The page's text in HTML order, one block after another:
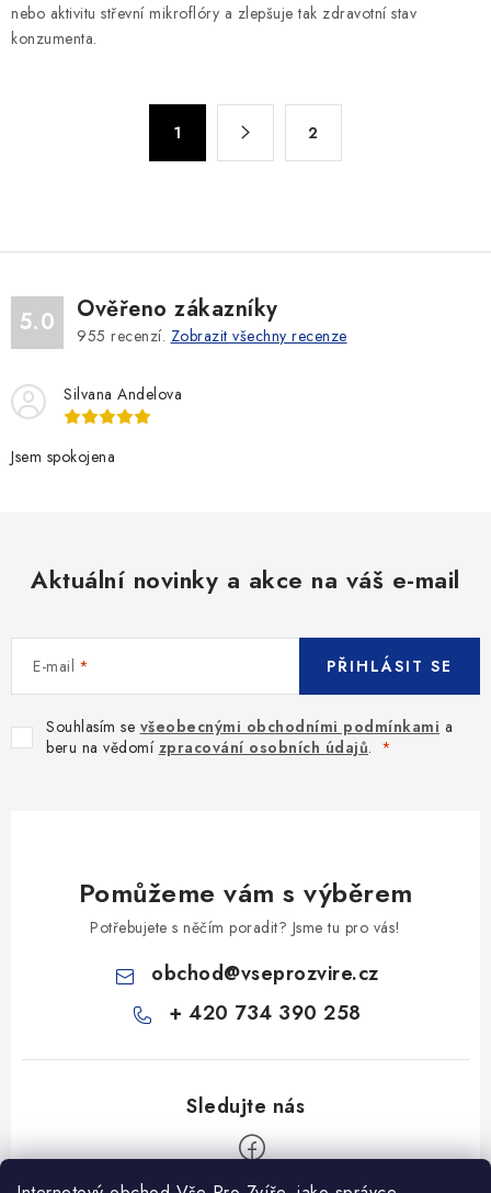
nebo aktivitu střevní mikroflóry a zlepšuje tak zdravotní stav
konzumenta.
a
c
p
v
y
u
k
v
á
n
1 2
5.0 Ověřeno zákazníky
955 recenzí. Zobrazit všechny recenze
Silvana Andelova
Jsem spokojena
Aktuální novinky a akce na váš e-mail
E-mail
Souhlasím se všeobecnými obchodními podmínkami a
beru na vědomí zpracování osobních údajů.
PŘIHLÁSIT SE
Pomůžeme vám s výběrem
Potřebujete s něčím poradit? Jsme tu pro vás!
obchod@vseprozvire.cz
+ 420 734 390 258